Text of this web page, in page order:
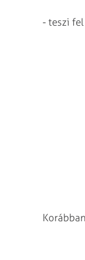
- teszi